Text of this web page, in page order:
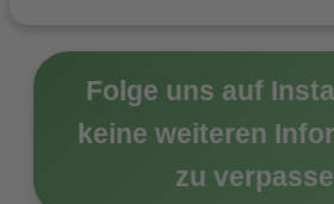
Folge uns auf
keine weiteren
zu